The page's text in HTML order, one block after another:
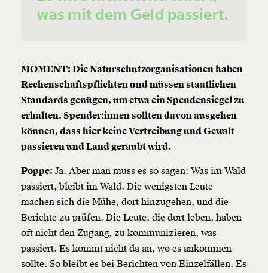
was mit dem Geld passiert.
MOMENT: Die Naturschutzorganisationen haben
Rechenschaftspflichten und müssen staatlichen
Standards genügen, um etwa ein Spendensiegel zu
erhalten. Spender:innen sollten davon ausgehen
können, dass hier keine Vertreibung und Gewalt
passieren und Land geraubt wird.
Poppe: Ja. Aber man muss es so sagen: Was im Wald
passiert, bleibt im Wald. Die wenigsten Leute
machen sich die Mühe, dort hinzugehen, und die
Berichte zu prüfen. Die Leute, die dort leben, haben
oft nicht den Zugang, zu kommunizieren, was
passiert. Es kommt nicht da an, wo es ankommen
sollte. So bleibt es bei Berichten von Einzelfällen. Es